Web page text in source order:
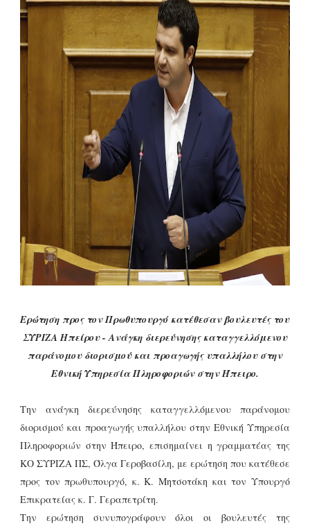
Ερώτηση προς τον Πρωθυπουργό κατέθεσαν βουλευτές του
ΣΥΡΙΖΑ Ηπείρου - Ανάγκη διερεύνησης καταγγελλόμενου
παράνομου διορισμού και προαγωγής υπαλλήλου στην
Εθνική Υπηρεσία Πληροφοριών στην Ήπειρο.
Την ανάγκη διερεύνησης καταγγελλόμενου παράνομου
διορισμού και προαγωγής υπαλλήλου στην Εθνική Υπηρεσία
Πληροφοριών στην Ήπειρο, επισημαίνει η γραμματέας της
ΚΟ ΣΥΡΙΖΑ ΠΣ, Όλγα Γεροβασίλη, με ερώτηση που κατέθεσε
προς τον πρωθυπουργό, κ. Κ. Μητσοτάκη και τον Υπουργό
Επικρατείας κ. Γ. Γεραπετρίτη.
Την ερώτηση συνυπογράφουν όλοι οι βουλευτές της